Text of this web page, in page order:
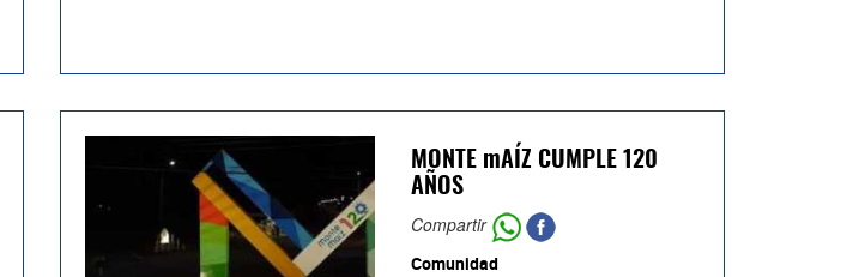
MONTE mAÍZ CUMPLE 120
AÑOS
Compartir
Comunidad